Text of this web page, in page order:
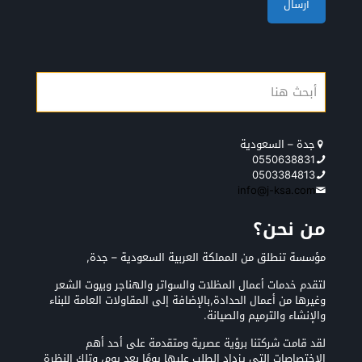
جدة – السعودية
0550638831
0503384813
info@j-ksa.com
من نحن؟
مؤسسة تنطلق من المملكة العربية السعودية – جدة,
لتقدم خدمات أعمال المظلات والسواتر والهناجر وبيوت الشعر
وغيرها من أعمال الحدادة,بالإضافة إلى المقاولات العامة للبناء
والإنشاء والترميم والصيانة.
لقد قامت شركتنا برؤية عصرية ومتقدمة على أحد أهم